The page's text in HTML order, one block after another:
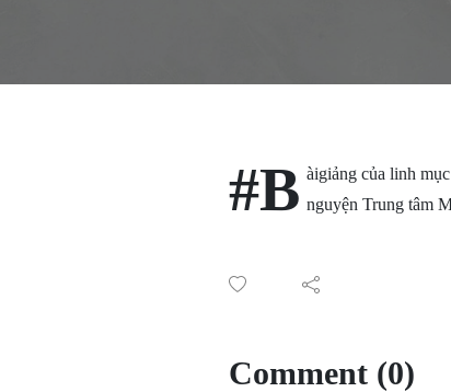
#B àigiảng của linh
nguyện Trung tâm
Comment (0)